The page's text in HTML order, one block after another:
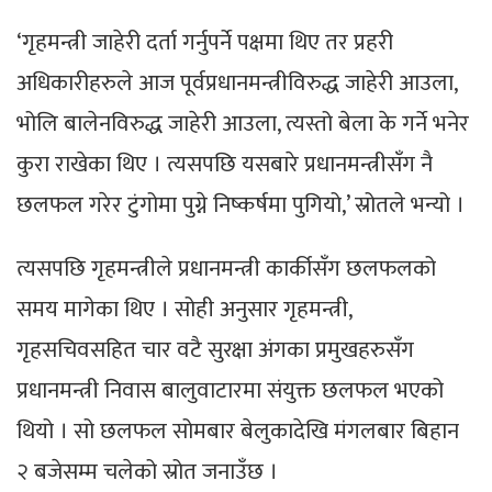
‘गृहमन्त्री जाहेरी दर्ता गर्नुपर्ने पक्षमा थिए तर प्रहरी
अधिकारीहरुले आज पूर्वप्रधानमन्त्रीविरुद्ध जाहेरी आउला,
भोलि बालेनविरुद्ध जाहेरी आउला, त्यस्तो बेला के गर्ने भनेर
कुरा राखेका थिए । त्यसपछि यसबारे प्रधानमन्त्रीसँग नै
छलफल गरेर टुंगोमा पुग्ने निष्कर्षमा पुगियो,’ स्रोतले भन्यो ।
त्यसपछि गृहमन्त्रीले प्रधानमन्त्री कार्कीसँग छलफलको
समय मागेका थिए । सोही अनुसार गृहमन्त्री,
गृहसचिवसहित चार वटै सुरक्षा अंगका प्रमुखहरुसँग
प्रधानमन्त्री निवास बालुवाटारमा संयुक्त छलफल भएको
थियो । सो छलफल सोमबार बेलुकादेखि मंगलबार बिहान
२ बजेसम्म चलेको स्रोत जनाउँछ ।